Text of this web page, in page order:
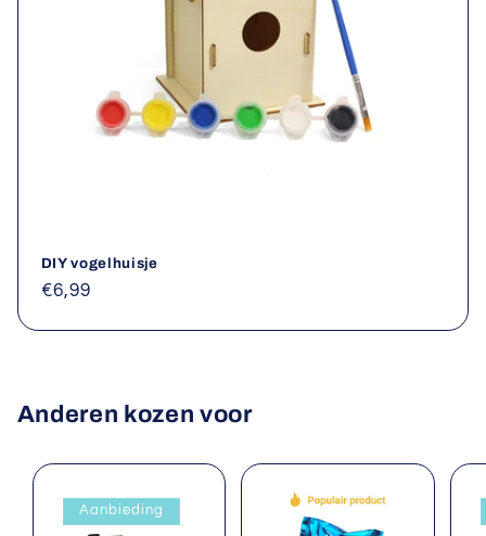
DIY vogelhuisje
Normale
€6,99
Anderen kozen voor
Aanbieding